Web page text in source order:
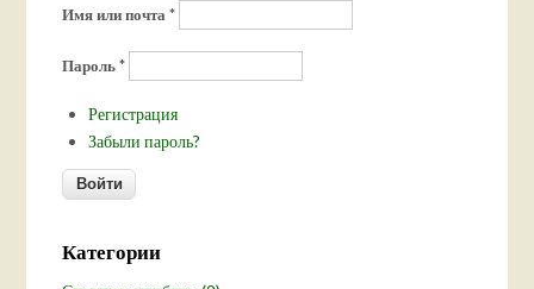
Имя или почта*
Пароль*
Регистрация
Забыли пароль?
Категории